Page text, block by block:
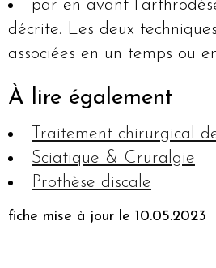
par en avant
décrite. Les deux
associées en un temps ou
À lire également
Traitement chirurgical
Sciatique & Cruralgie
Prothèse discale
fiche mise à jour le 10.05.2023